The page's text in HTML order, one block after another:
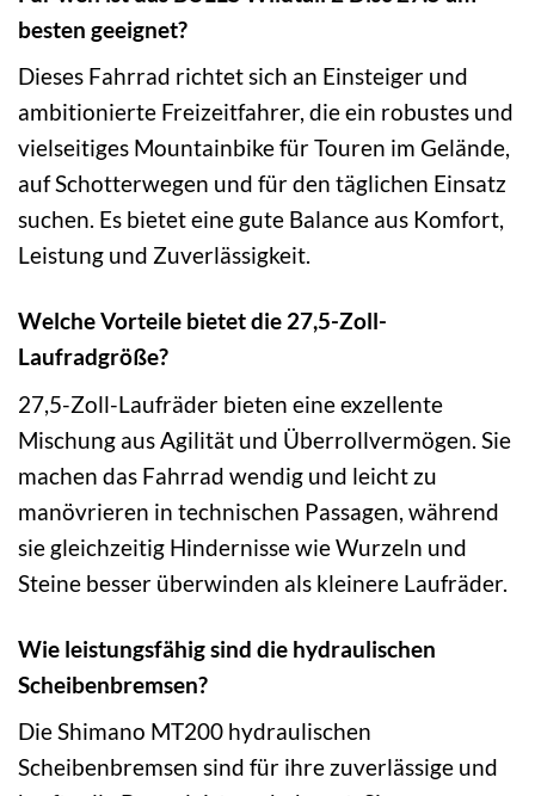
besten geeignet?
Dieses Fahrrad richtet sich an Einsteiger und
ambitionierte Freizeitfahrer, die ein robustes und
vielseitiges Mountainbike für Touren im Gelände,
auf Schotterwegen und für den täglichen Einsatz
suchen. Es bietet eine gute Balance aus Komfort,
Leistung und Zuverlässigkeit.
Welche Vorteile bietet die 27,5-Zoll-
Laufradgröße?
27,5-Zoll-Laufräder bieten eine exzellente
Mischung aus Agilität und Überrollvermögen. Sie
machen das Fahrrad wendig und leicht zu
manövrieren in technischen Passagen, während
sie gleichzeitig Hindernisse wie Wurzeln und
Steine besser überwinden als kleinere Laufräder.
Wie leistungsfähig sind die hydraulischen
Scheibenbremsen?
Die Shimano MT200 hydraulischen
Scheibenbremsen sind für ihre zuverlässige und